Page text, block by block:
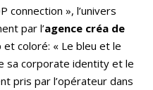
connection », l’univers
par l’agence créa de
coloré: « Le bleu et le
sa corporate identity et le
pris par l’opérateur dans